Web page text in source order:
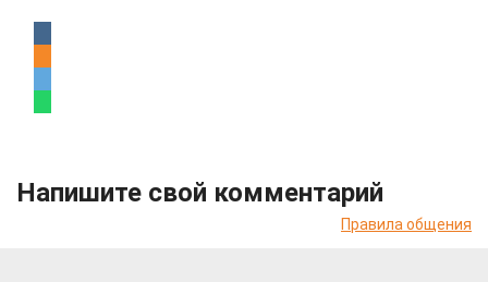
Напишите свой комментарий
Правила общения